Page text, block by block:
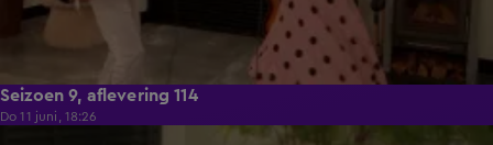
Seizoen 9, aflevering 114
Do 11 juni, 18:26